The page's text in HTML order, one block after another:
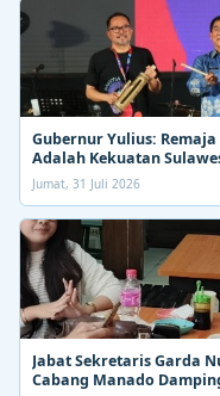
Gubernur Yulius:
Adalah Kekuatan
Jumat, 31 Juli 2026
Jabat Sekretaris Garda
Cabang Manado